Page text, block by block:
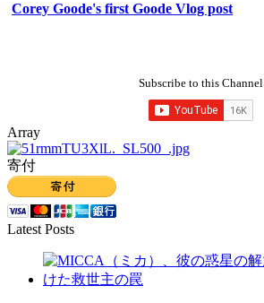
Corey Goode's first Goode Vlog post
Subscribe to this Channel
Array
寄付
Latest Posts